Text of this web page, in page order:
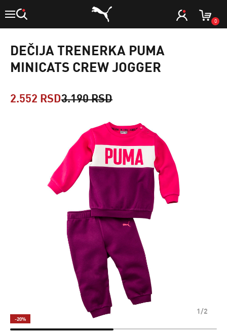
0
DEČIJA TRENERKA PUMA
MINICATS CREW JOGGER
2.552 RSD3.190 RSD
1/2
-20%